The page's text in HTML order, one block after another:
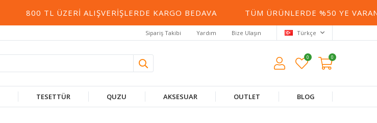
800 TL ÜZERI ALIŞVERIŞLERDE KARGO BEDAVA TÜM ÜRÜNLERDE %50 YE VARAN
Sipariş Takibi Yardım Bize Ulaşın Türkçe
0 0
TESETTÜR QUZU AKSESUAR OUTLET BLOG